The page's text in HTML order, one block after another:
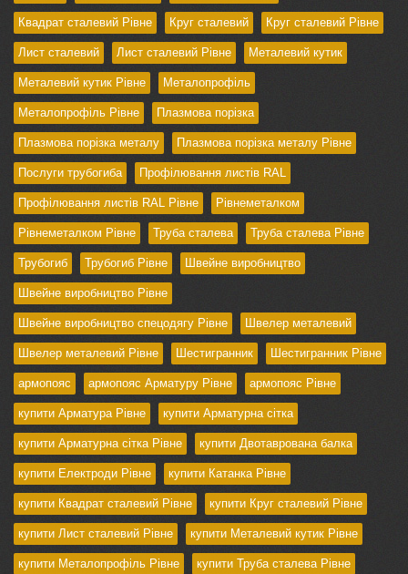
Квадрат сталевий Рівне Круг сталевий Круг сталевий Рівне
Лист сталевий Лист сталевий Рівне Металевий кутик
Металевий кутик Рівне Металопрофіль
Металопрофіль Рівне Плазмова порізка
Плазмова порізка металу Плазмова порізка металу Рівне
Послуги трубогиба Профілювання листів RAL
Профілювання листів RAL Рівне Рівнеметалком
Рівнеметалком Рівне Труба сталева Труба сталева Рівне
Трубогиб Трубогиб Рівне Швейне виробництво
Швейне виробництво Рівне
Швейне виробництво спецодягу Рівне Швелер металевий
Швелер металевий Рівне Шестигранник Шестигранник Рівне
армопояс армопояс Арматуру Рівне армопояс Рівне
купити Арматура Рівне купити Арматурна сітка
купити Арматурна сітка Рівне купити Двотаврована балка
купити Електроди Рівне купити Катанка Рівне
купити Квадрат сталевий Рівне купити Круг сталевий Рівне
купити Лист сталевий Рівне купити Металевий кутик Рівне
купити Металопрофіль Рівне купити Труба сталева Рівне